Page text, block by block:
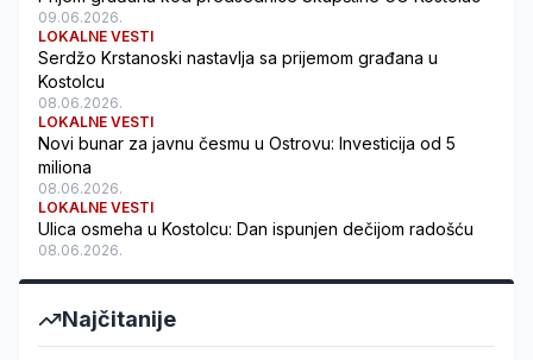
09.06.2026.
LOKALNE VESTI
Serdžo Krstanoski nastavlja sa prijemom građana u
Kostolcu
08.06.2026.
LOKALNE VESTI
Novi bunar za javnu česmu u Ostrovu: Investicija od 5
miliona
08.06.2026.
LOKALNE VESTI
Ulica osmeha u Kostolcu: Dan ispunjen dečijom radošću
08.06.2026.
Najčitanije